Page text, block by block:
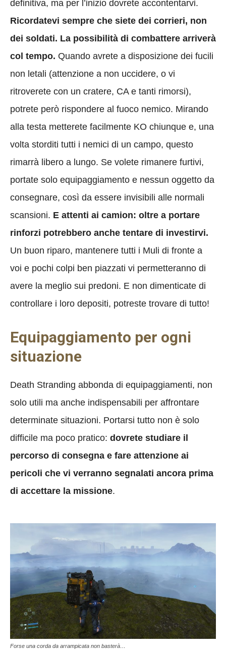
definitiva, ma per l’inizio dovrete accontentarvi.
Ricordatevi sempre che siete dei corrieri, non
dei soldati. La possibilità di combattere arriverà
col tempo. Quando avrete a disposizione dei fucili
non letali (attenzione a non uccidere, o vi
ritroverete con un cratere, CA e tanti rimorsi),
potrete però rispondere al fuoco nemico. Mirando
alla testa metterete facilmente KO chiunque e, una
volta storditi tutti i nemici di un campo, questo
rimarrà libero a lungo. Se volete rimanere furtivi,
portate solo equipaggiamento e nessun oggetto da
consegnare, così da essere invisibili alle normali
scansioni. E attenti ai camion: oltre a portare
rinforzi potrebbero anche tentare di investirvi.
Un buon riparo, mantenere tutti i Muli di fronte a
voi e pochi colpi ben piazzati vi permetteranno di
avere la meglio sui predoni. E non dimenticate di
controllare i loro depositi, potreste trovare di tutto!
Equipaggiamento per ogni
situazione
Death Stranding abbonda di equipaggiamenti, non
solo utili ma anche indispensabili per affrontare
determinate situazioni. Portarsi tutto non è solo
difficile ma poco pratico: dovrete studiare il
percorso di consegna e fare attenzione ai
pericoli che vi verranno segnalati ancora prima
di accettare la missione.
Forse una corda da arrampicata non basterà…